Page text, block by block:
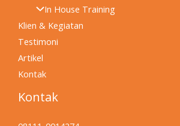
In House Training
Klien & Kegiatan
Testimoni
Artikel
Kontak
Kontak